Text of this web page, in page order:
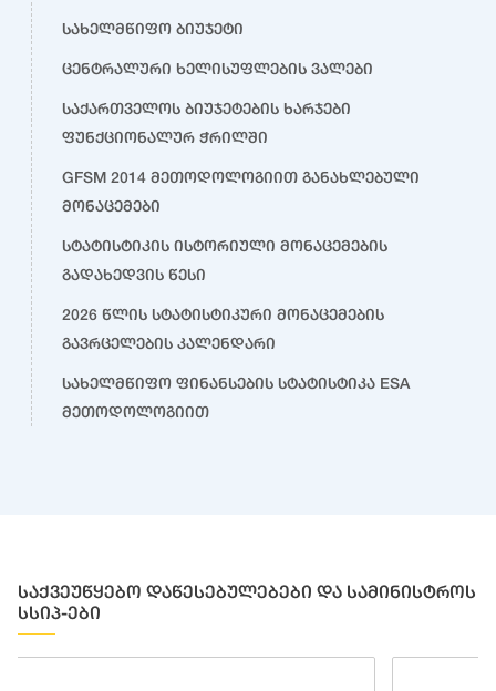
სახელმწიფო ბიუჯეტი
ცენტრალური ხელისუფლების ვალები
საქართველოს ბიუჯეტების ხარჯები
ფუნქციონალურ ჭრილში
GFSM 2014 მეთოდოლოგიით განახლებული
მონაცემები
სტატისტიკის ისტორიული მონაცემების
გადახედვის წესი
2026 წლის სტატისტიკური მონაცემების
გავრცელების კალენდარი
სახელმწიფო ფინანსების სტატისტიკა ESA
მეთოდოლოგიით
საქვეუწყებო დაწესებულებები და სამინისტროს
სსიპ-ები